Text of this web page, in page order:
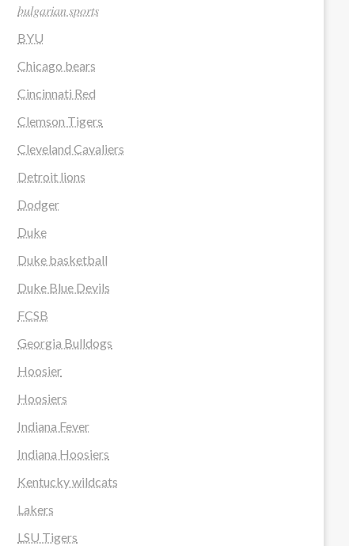
𝑏𝑢𝑙𝑔𝑎𝑟𝑖𝑎𝑛 𝑠𝑝𝑜𝑟𝑡𝑠
BYU
Chicago bears
Cincinnati Red
Clemson Tigers
Cleveland Cavaliers
Detroit lions
Dodger
Duke
Duke basketball
Duke Blue Devils
FCSB
Georgia Bulldogs
Hoosier
Hoosiers
Indiana Fever
Indiana Hoosiers
Kentucky wildcats
Lakers
LSU Tigers